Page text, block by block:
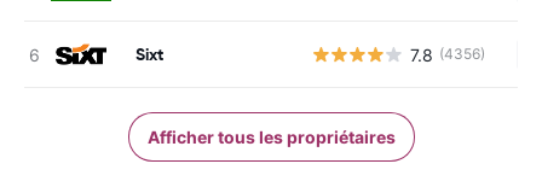
Sixt 7.8 (4356)
Afficher tous les propriétaires